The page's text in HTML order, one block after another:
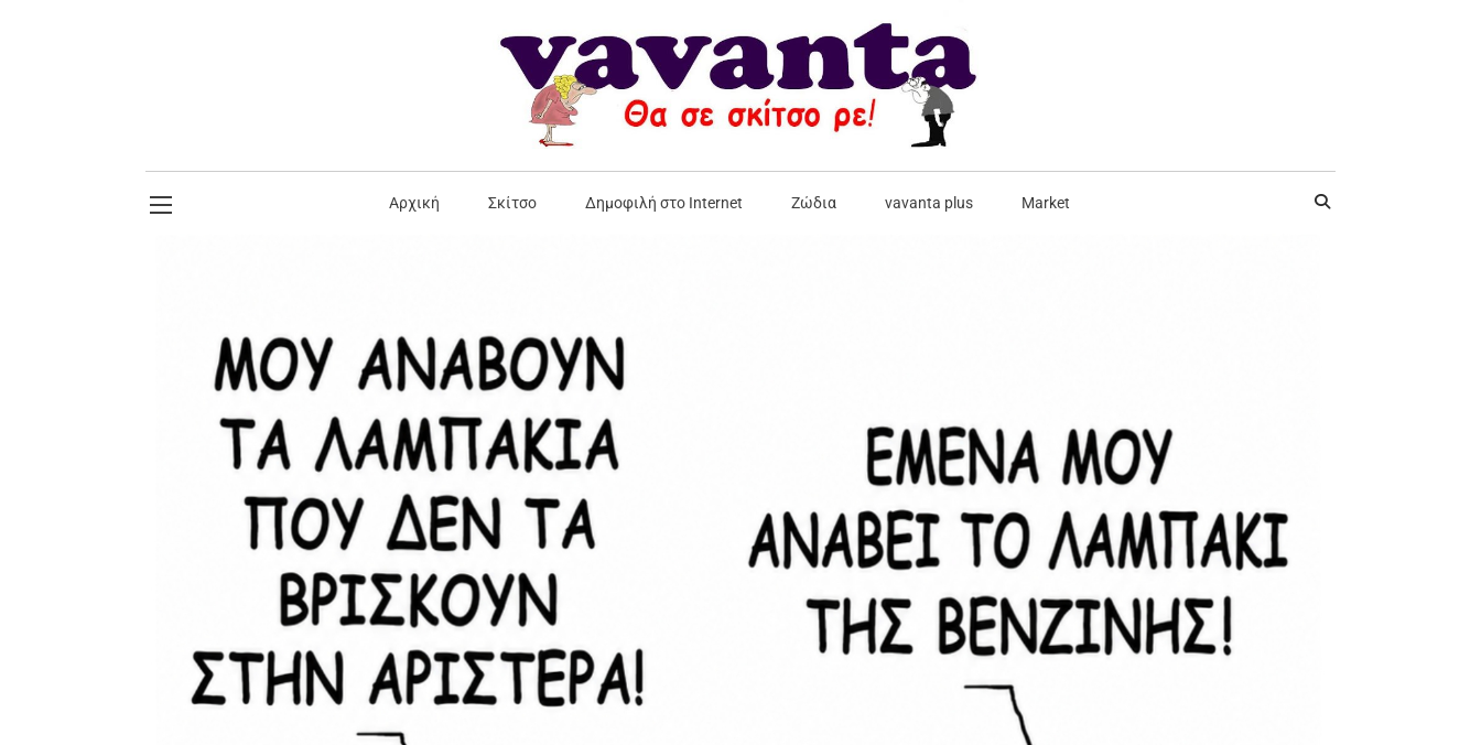
Αρχική Σκίτσο Δημοφιλή στο Internet Ζώδια vavanta plus Market